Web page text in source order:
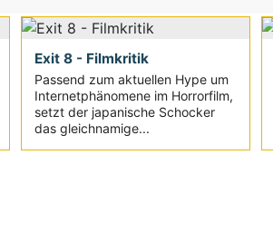
Exit 8 - Filmkritik
Passend zum aktuellen Hype um
Internetphänomene im Horrorfilm,
setzt der japanische Schocker
das gleichnamige...